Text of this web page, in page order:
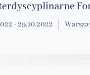
- 29.10.2022